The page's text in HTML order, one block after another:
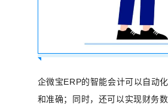
企微宝ERP的智能会计可以自动
和准确；同时，还可以实现财务